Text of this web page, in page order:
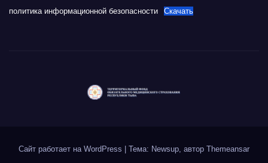
политика информационной безопасности Скачать
Сайт работает на WordPress Тема: Newsup, автор Themeansar